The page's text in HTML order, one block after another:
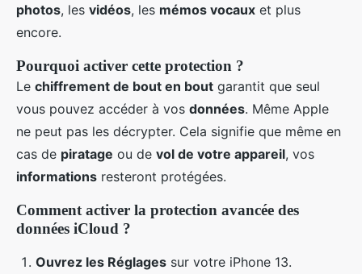
photos, les vidéos, les mémos vocaux et plus
encore.
Pourquoi activer cette protection ?
Le chiffrement de bout en bout garantit que seul
vous pouvez accéder à vos données. Même Apple
ne peut pas les décrypter. Cela signifie que même en
cas de piratage ou de vol de votre appareil, vos
informations resteront protégées.
Comment activer la protection avancée des
données iCloud ?
Ouvrez les Réglages sur votre iPhone 13.